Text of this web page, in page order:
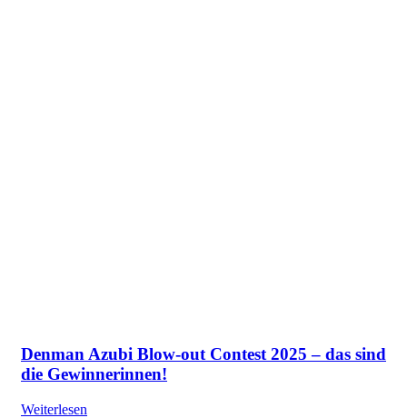
Denman Azubi Blow-out Contest 2025 – das sind
die Gewinnerinnen!
Weiterlesen